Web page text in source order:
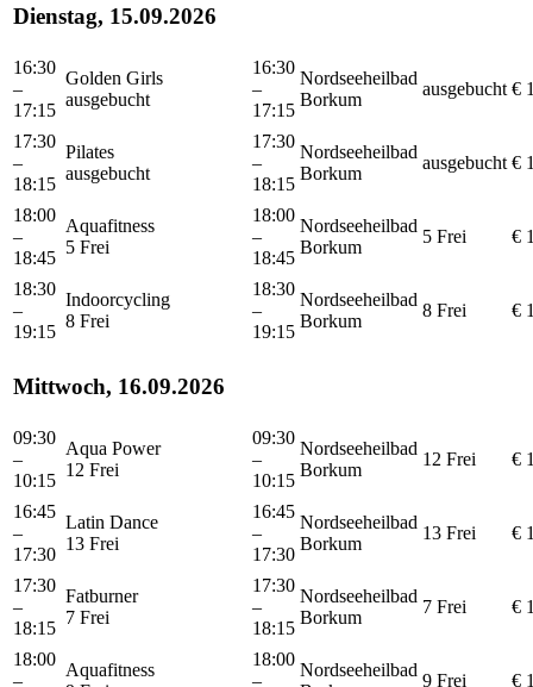
Dienstag, 15.09.2026
16:30
–
17:15
Golden Girls
ausgebucht
16:30
–
17:15
Nordseeheilbad
Borkum
ausgebucht €
17:30
–
18:15
Pilates
ausgebucht
17:30
–
18:15
Nordseeheilbad
Borkum
ausgebucht €
18:00
–
18:45
Aquafitness
5 Frei
18:00
–
18:45
Nordseeheilbad
Borkum
5 Frei €
18:30
–
19:15
Indoorcycling
8 Frei
18:30
–
19:15
Nordseeheilbad
Borkum
8 Frei €
Mittwoch, 16.09.2026
09:30
–
10:15
Aqua Power
12 Frei
09:30
–
10:15
Nordseeheilbad
Borkum
12 Frei €
16:45
–
17:30
Latin Dance
13 Frei
16:45
–
17:30
Nordseeheilbad
Borkum
13 Frei €
17:30
–
18:15
Fatburner
7 Frei
17:30
–
18:15
Nordseeheilbad
Borkum
7 Frei €
18:00
–
Aquafitness
18:00
–
Nordseeheilbad
9 Frei €